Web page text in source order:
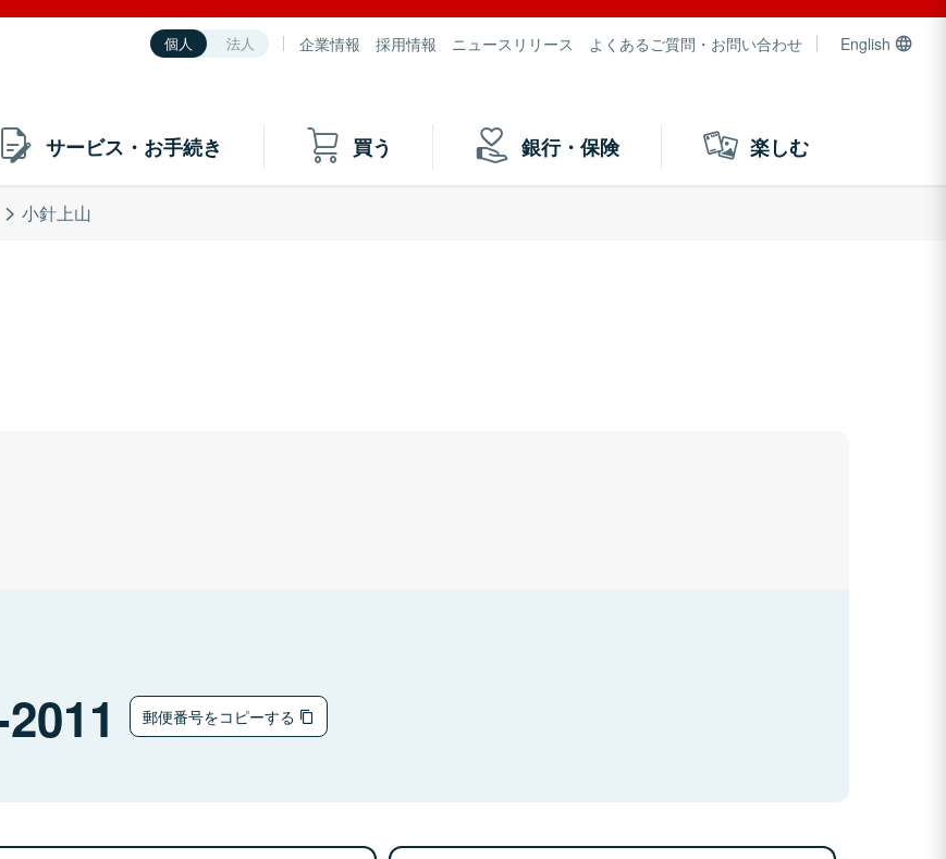
個人 法人 企業情報 採用情報 ニュースリリース よくあるご質問・お問い合わせ English
サービス・お手続き 買う 銀行・保険 楽しむ
小針上山
郵便番号をコピーする